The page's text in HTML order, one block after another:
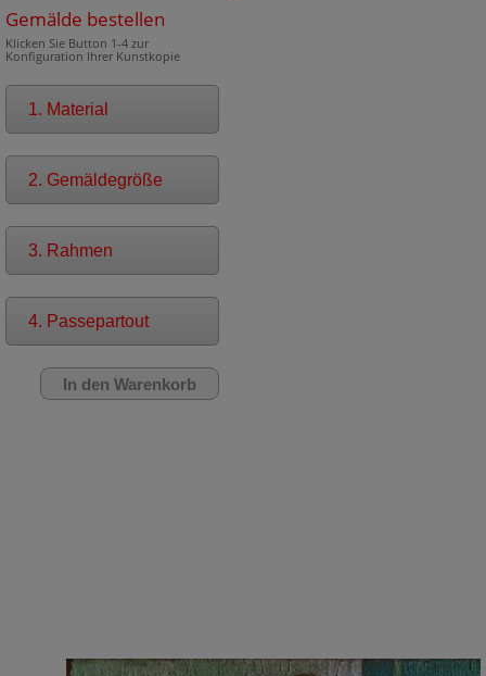
Gemälde bestellen
Klicken Sie Button 1-4 zur
Konfiguration Ihrer Kunstkopie
1. Material
2. Gemäldegröße
3. Rahmen
4. Passepartout